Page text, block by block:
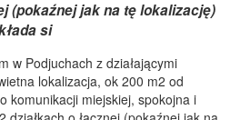
(pokaźnej jak na tę lokalizację)
si
w Podjuchach z działającymi
lokalizacja, ok 200 m2 od
komunikacji miejskiej, spokojna i